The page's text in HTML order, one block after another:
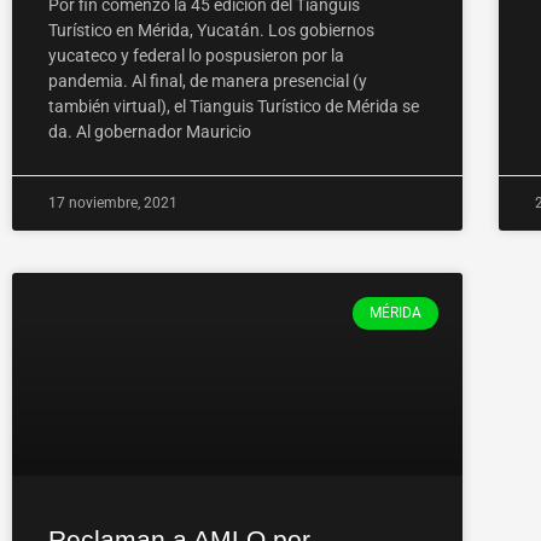
Por fin comenzó la 45 edición del Tianguis
Turístico en Mérida, Yucatán. Los gobiernos
yucateco y federal lo pospusieron por la
pandemia. Al final, de manera presencial (y
también virtual), el Tianguis Turístico de Mérida se
da. Al gobernador Mauricio
17 noviembre, 2021
MÉRIDA